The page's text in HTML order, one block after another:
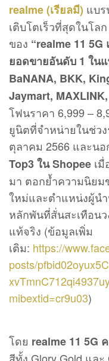
realme (เรียลมี) แบ
เติบโตเร็วที่สุดในโล
ของ “realme 11
ยอดขายอันดับ 1 ใน
BaNANA, BKK,
Jaymart,
โฟนราคา 6,999 –
ยูนิตที่จำหน่ายในช่ว
ตุลาคม 2566 และน
Top3 ใน Shopee เ
มา ตอกย้ำความนิย
ใหม่และตำแหน่งผู้น
หลักพันที่สั่นสะเทือน
แท้จริง (ข้อมูลเพิ่ม
เติม: https://
posts/
mibextid=cr9u03)
โดย realme 11 5G
สีทั้ง Glory Gold แล